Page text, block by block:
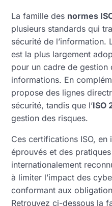
La famille des normes
plusieurs standards qui
sécurité de l’information.
est la plus largement
pour un cadre de gestion
informations. En
propose des lignes
sécurité, tandis que l’ISO
gestion des risques.
Ces certifications ISO,
éprouvés et des
internationalement
à limiter l’impact des
conformant aux
Retrouvez ci-dessous la